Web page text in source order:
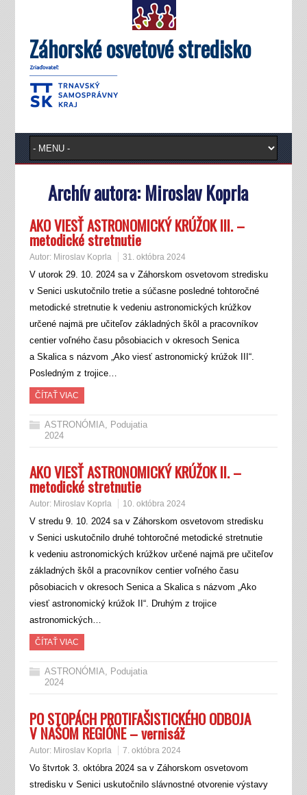
Záhorské osvetové stredisko
Archív autora: Miroslav Koprla
AKO VIESŤ ASTRONOMICKÝ KRÚŽOK III. –
metodické stretnutie
Autor: Miroslav Koprla 31. októbra 2024
V utorok 29. 10. 2024 sa v Záhorskom osvetovom stredisku
v Senici uskutočnilo tretie a súčasne posledné tohtoročné
metodické stretnutie k vedeniu astronomických krúžkov
určené najmä pre učiteľov základných škôl a pracovníkov
centier voľného času pôsobiacich v okresoch Senica
a Skalica s názvom „Ako viesť astronomický krúžok III“.
Posledným z trojice…
ČÍTAŤ VIAC
ASTRONÓMIA, Podujatia
2024
AKO VIESŤ ASTRONOMICKÝ KRÚŽOK II. –
metodické stretnutie
Autor: Miroslav Koprla 10. októbra 2024
V stredu 9. 10. 2024 sa v Záhorskom osvetovom stredisku
v Senici uskutočnilo druhé tohtoročné metodické stretnutie
k vedeniu astronomických krúžkov určené najmä pre učiteľov
základných škôl a pracovníkov centier voľného času
pôsobiacich v okresoch Senica a Skalica s názvom „Ako
viesť astronomický krúžok II“. Druhým z trojice
astronomických…
ČÍTAŤ VIAC
ASTRONÓMIA, Podujatia
2024
PO STOPÁCH PROTIFAŠISTICKÉHO ODBOJA
V NAŠOM REGIÓNE – vernisáž
Autor: Miroslav Koprla 7. októbra 2024
Vo štvrtok 3. októbra 2024 sa v Záhorskom osvetovom
stredisku v Senici uskutočnilo slávnostné otvorenie výstavy